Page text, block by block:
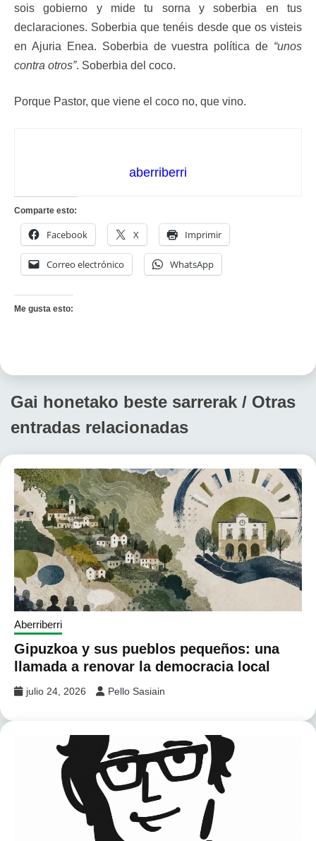
sois gobierno y mide tu sorna y soberbia en tus
declaraciones. Soberbia que tenéis desde que os visteis
en Ajuria Enea. Soberbia de vuestra política de “unos
contra otros”. Soberbia del coco.
Porque Pastor, que viene el coco no, que vino.
aberriberri
Comparte esto:
Facebook X Imprimir
Correo electrónico WhatsApp
Me gusta esto:
Gai honetako beste sarrerak / Otras
entradas relacionadas
Aberriberri
Gipuzkoa y sus pueblos pequeños: una
llamada a renovar la democracia local
julio 24, 2026 Pello Sasiain